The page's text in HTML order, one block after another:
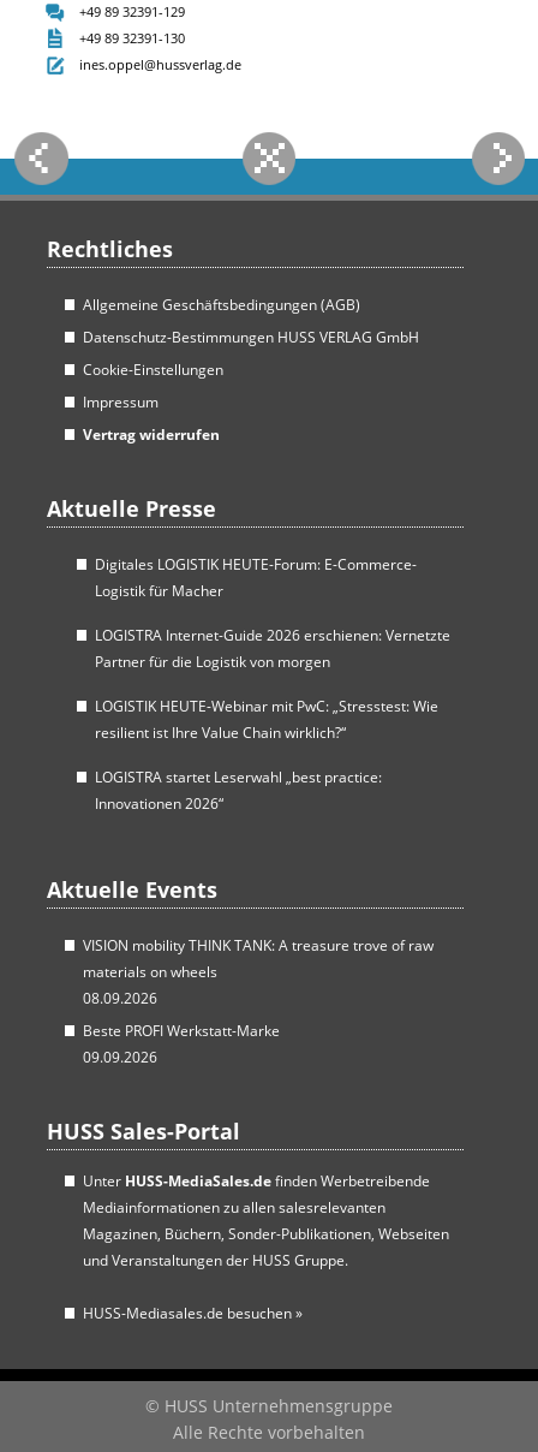
+49 89 32391-129
+49 89 32391-130
ines.oppel@hussverlag.de
Rechtliches
Allgemeine Geschäftsbedingungen (AGB)
Datenschutz-Bestimmungen HUSS VERLAG GmbH
Cookie-Einstellungen
Impressum
Vertrag widerrufen
Aktuelle Presse
Digitales LOGISTIK HEUTE-Forum: E-Commerce-
Logistik für Macher
LOGISTRA Internet-Guide 2026 erschienen: Vernetzte
Partner für die Logistik von morgen
LOGISTIK HEUTE-Webinar mit PwC: „Stresstest: Wie
resilient ist Ihre Value Chain wirklich?“
LOGISTRA startet Leserwahl „best practice:
Innovationen 2026“
Aktuelle Events
VISION mobility THINK TANK: A treasure trove of raw
materials on wheels
08.09.2026
Beste PROFI Werkstatt-Marke
09.09.2026
HUSS Sales-Portal
Unter HUSS-MediaSales.definden Werbetreibende
Mediainformationen zu allen salesrelevanten
Magazinen, Büchern, Sonder-Publikationen, Webseiten
und Veranstaltungen der HUSS Gruppe.
HUSS-Mediasales.de besuchen»
© HUSS Unternehmensgruppe
Alle Rechte vorbehalten